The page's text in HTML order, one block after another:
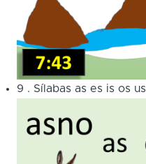
9 . Sílabas as es is os us